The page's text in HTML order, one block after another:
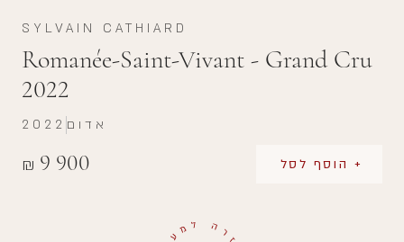
SYLVAIN CATHIARD
Romanée-Saint-Vivant - Grand Cru
2022
₪ 9 900 + הוסף לסל
2022 אדום